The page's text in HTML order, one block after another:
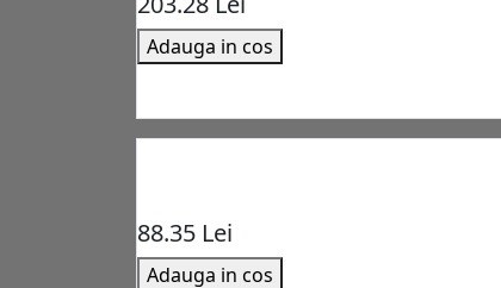
Adauga in cos
88.35 Lei
Adauga in cos